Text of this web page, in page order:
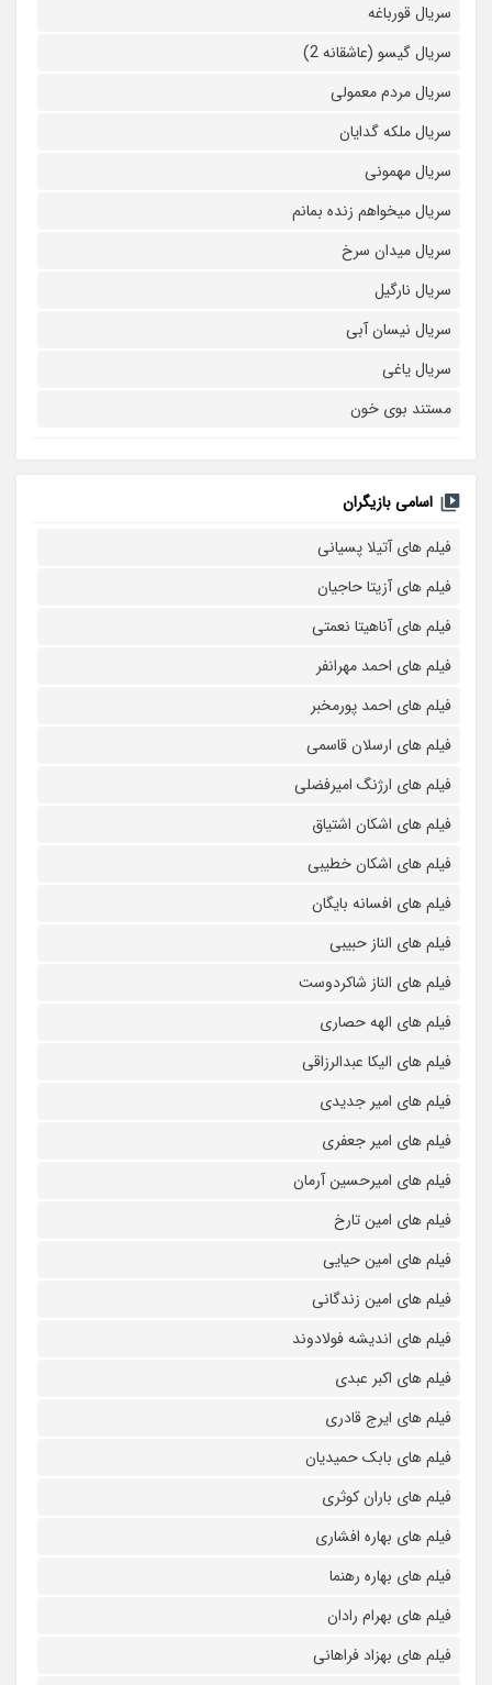
سریال قورباغه
سریال گیسو (عاشقانه 2)
سریال مردم معمولی
سریال ملکه گدایان
سریال مهمونی
سریال میخواهم زنده بمانم
سریال میدان سرخ
سریال نارگیل
سریال نیسان آبی
سریال یاغی
مستند بوی خون
اسامی بازیگران
فیلم های آتیلا پسیانی
فیلم های آزیتا حاجیان
فیلم های آناهیتا نعمتی
فیلم های احمد مهرانفر
فیلم های احمد پورمخبر
فیلم های ارسلان قاسمی
فیلم های ارژنگ امیرفضلی
فیلم های اشکان اشتیاق
فیلم های اشکان خطیبی
فیلم های افسانه بایگان
فیلم های الناز حبیبی
فیلم های الناز شاکردوست
فیلم های الهه حصاری
فیلم های الیکا عبدالرزاقی
فیلم های امیر جدیدی
فیلم های امیر جعفری
فیلم های امیرحسین آرمان
فیلم های امین تارخ
فیلم های امین حیایی
فیلم های امین زندگانی
فیلم های اندیشه فولادوند
فیلم های اکبر عبدی
فیلم های ایرج قادری
فیلم های بابک حمیدیان
فیلم های باران کوثری
فیلم های بهاره افشاری
فیلم های بهاره رهنما
فیلم های بهرام رادان
فیلم های بهزاد فراهانی